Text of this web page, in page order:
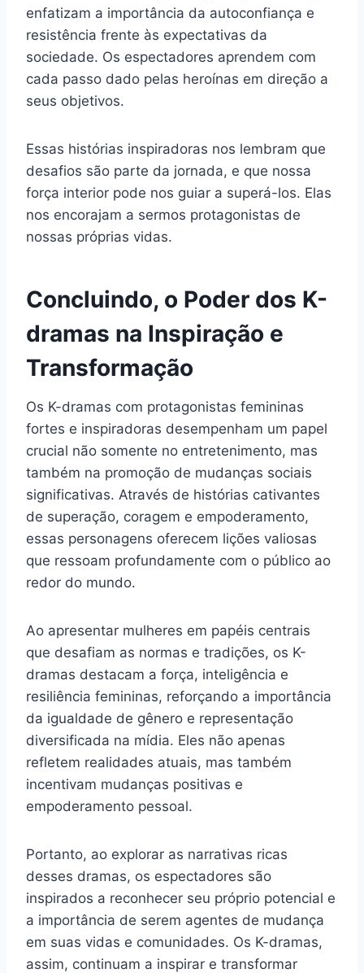
enfatizam a importância da autoconfiança e
resistência frente às expectativas da
sociedade. Os espectadores aprendem com
cada passo dado pelas heroínas em direção a
seus objetivos.
Essas histórias inspiradoras nos lembram que
desafios são parte da jornada, e que nossa
força interior pode nos guiar a superá-los. Elas
nos encorajam a sermos protagonistas de
nossas próprias vidas.
Concluindo, o Poder dos K-
dramas na Inspiração e
Transformação
Os K-dramas com protagonistas femininas
fortes e inspiradoras desempenham um papel
crucial não somente no entretenimento, mas
também na promoção de mudanças sociais
significativas. Através de histórias cativantes
de superação, coragem e empoderamento,
essas personagens oferecem lições valiosas
que ressoam profundamente com o público ao
redor do mundo.
Ao apresentar mulheres em papéis centrais
que desafiam as normas e tradições, os K-
dramas destacam a força, inteligência e
resiliência femininas, reforçando a importância
da igualdade de gênero e representação
diversificada na mídia. Eles não apenas
refletem realidades atuais, mas também
incentivam mudanças positivas e
empoderamento pessoal.
Portanto, ao explorar as narrativas ricas
desses dramas, os espectadores são
inspirados a reconhecer seu próprio potencial e
a importância de serem agentes de mudança
em suas vidas e comunidades. Os K-dramas,
assim, continuam a inspirar e transformar